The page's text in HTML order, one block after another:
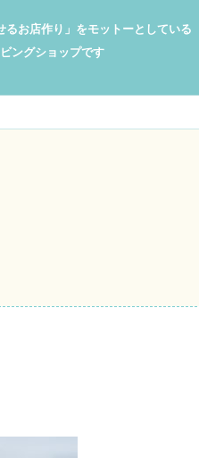
お店作り」をモットーとしている
ングショップです